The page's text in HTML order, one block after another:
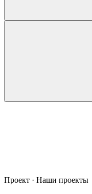
Проект · Наши проекты